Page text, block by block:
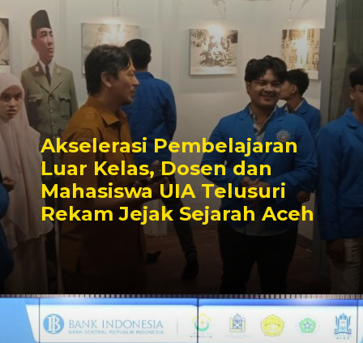
Akselerasi Pembelajaran
Luar Kelas, Dosen dan
Mahasiswa UIA Telusuri
Rekam Jejak Sejarah Aceh